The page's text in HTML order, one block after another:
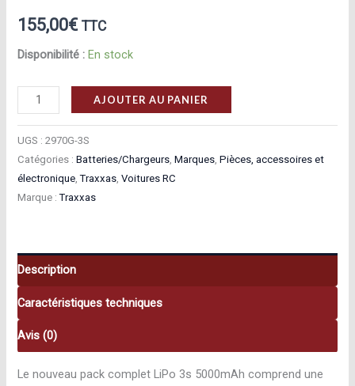
155,00€ TTC
Disponibilité : En stock
quantité
de
Traxxas
Pack
chargeur
2970G
x
LIPO
3S
5000MAH
2872X
prise
AJOUTER AU PANIER
UGS :2970G-3S
Catégories :Batteries/Chargeurs,Marques,Pièces, accessoires et
électronique,Traxxas,Voitures RC
Marque :Traxxas
Description
Caractéristiques techniques
Avis (0)
Le nouveau pack complet LiPo 3s 5000mAh comprend une